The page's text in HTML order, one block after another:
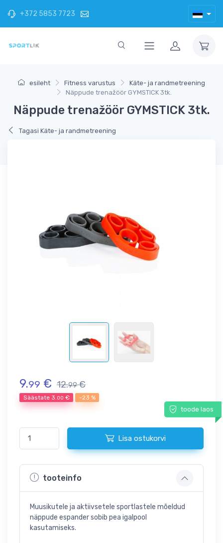
+372 5853 7723
esileht Fitness varustus
Käte- ja randmetreening
Näppude trenažöör GYMSTICK 3tk.
Näppude trenažöör GYMSTICK 3tk.
Tagasi Käte- ja randmetreening
9.99 € 12.99€
Säästate 3.00 € -23 %
toode laos
Lisa ostukorvi
tooteinfo
Muusikutele ja aktiivsetele sportlastele mõeldud
näppude espander sobib pea igalpool
kasutamiseks.